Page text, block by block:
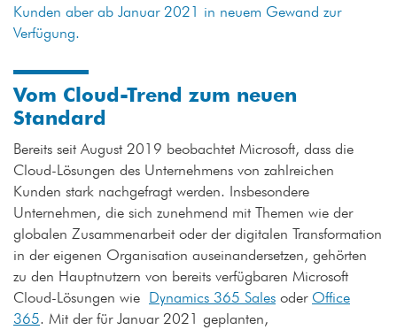
Kunden aber ab Januar 2021 in neuem Gewand zur
Verfügung.
Vom Cloud-Trend zum neuen
Standard
Bereits seit August 2019 beobachtet Microsoft, dass die
Cloud-Lösungen des Unternehmens von zahlreichen
Kunden stark nachgefragt werden. Insbesondere
Unternehmen, die sich zunehmend mit Themen wie der
globalen Zusammenarbeit oder der digitalen Transformation
in der eigenen Organisation auseinandersetzen, gehörten
zu den Hauptnutzern von bereits verfügbaren Microsoft
Cloud-Lösungen wie Dynamics 365 Sales oder Office
365. Mit der für Januar 2021 geplanten,